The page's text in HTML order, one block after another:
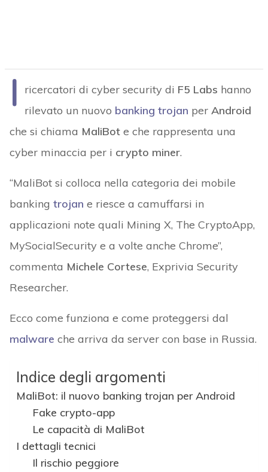
I ricercatori di cyber security di F5 Labs hanno
rilevato un nuovo banking trojan per Android
che si chiama MaliBote che rappresenta una
cyber minaccia per i crypto miner.
“MaliBot si colloca nella categoria dei mobile
banking trojan e riesce a camuffarsi in
applicazioni note quali Mining X, The CryptoApp,
MySocialSecurity e a volte anche Chrome”,
commenta Michele Cortese, Exprivia Security
Researcher.
Ecco come funziona e come proteggersi dal
malware che arriva da server con base in Russia.
Indice degli argomenti
MaliBot: il nuovo banking trojan per Android
Fake crypto-app
Le capacità di MaliBot
I dettagli tecnici
Il rischio peggiore